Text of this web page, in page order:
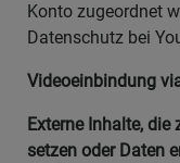
Konto zugeordnet
Datenschutz bei
Videoeinbindung
Externe Inhalte,
setzen oder Daten